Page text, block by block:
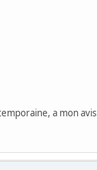
a mon